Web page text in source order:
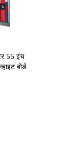
55 इंच
बोर्ड